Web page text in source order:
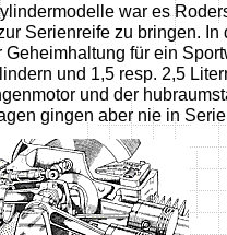
war es
Serienreife zu bringen. In
für ein
und 1,5 resp. 2,5
und der
gingen aber nie in